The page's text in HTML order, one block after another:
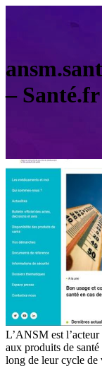
– Santé.fr
L’ANSM est
aux produits de
long de leur cycle de